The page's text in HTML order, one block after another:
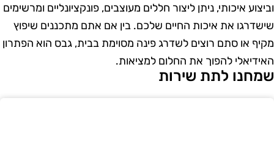
איכותי, ניתן ליצור חללים מעוצבים, פונקציונליים ומרשימים
את איכות החיים שלכם. בין אם אתם מתכננים שיפוץ
או סתם רוצים לשדרג פינה מסוימת בבית, גבס הוא הפתרון
להפוך את החלום למציאות.
לתת שירות